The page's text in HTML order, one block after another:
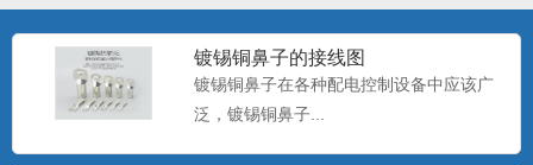
镀锡铜鼻子的接线图
镀锡铜鼻子在各种配电控制设备中应该广
泛，镀锡铜鼻子...